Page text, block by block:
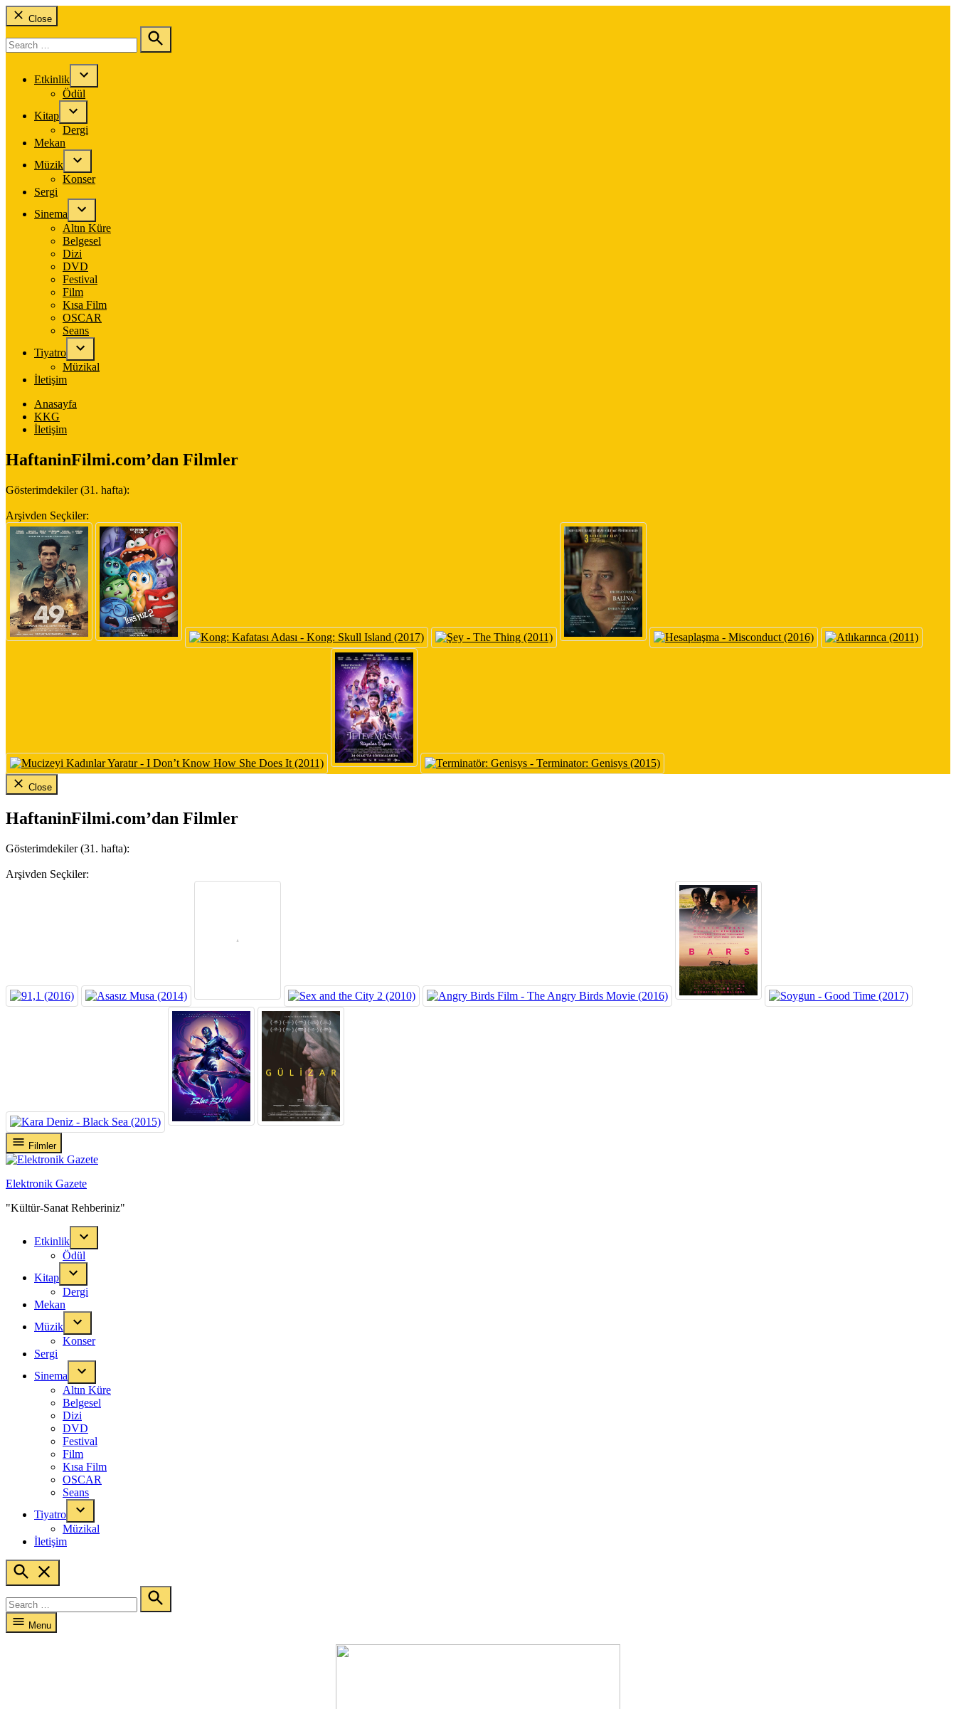
Close
for:
Search
Etkinlik
Ödül
Kitap
Dergi
Mekan
Müzik
Konser
Sergi
Sinema
Altın Küre
Belgesel
Dizi
DVD
Festival
Film
Kısa Film
OSCAR
Seans
Tiyatro
Müzikal
İletişim
Anasayfa
KKG
İletişim
HaftaninFilmi.com’dan Filmler
Gösterimdekiler (31. hafta):
Arşivden Seçkiler:
Close
HaftaninFilmi.com’dan Filmler
Gösterimdekiler (31. hafta):
Arşivden Seçkiler:
Skip
to
content
Filmler
Elektronik Gazete
"Kültür-Sanat Rehberiniz"
Etkinlik
Ödül
Kitap
Dergi
Mekan
Müzik
Konser
Sergi
Sinema
Altın Küre
Belgesel
Dizi
DVD
Festival
Film
Kısa Film
OSCAR
Seans
Tiyatro
Müzikal
İletişim
Open
Search
for:
Search
Menu